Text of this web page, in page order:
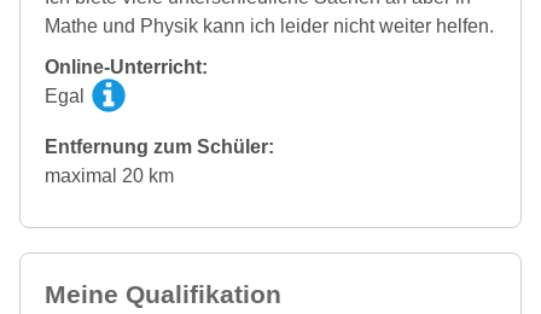
Mathe und Physik kann ich leider nicht weiter helfen.
Online-Unterricht:
Egal
Entfernung zum Schüler:
maximal 20 km
Meine Qualifikation